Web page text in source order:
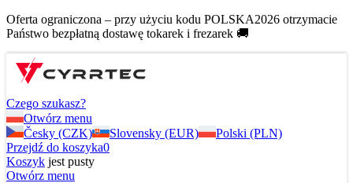
Oferta ograniczona – przy użyciu kodu POLSKA2026 otrzymacie
Państwo bezpłatną dostawę tokarek i frezarek 🚚
Czego szukasz?
Otwórz menu
Česky (CZK)
Slovensky (EUR)
Polski (PLN)
Przejdź do koszyka0
Koszyk jest pusty
Otwórz menu